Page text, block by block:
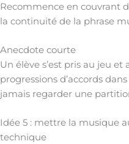
Recommence en couvrant
la continuité de la phrase
Anecdote courte
Un élève s’est pris au jeu
progressions d’accords
jamais regarder une
Idée 5 : mettre la musique
technique